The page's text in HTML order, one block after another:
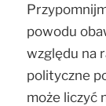
powodu
względu na
polityczne
może liczyć